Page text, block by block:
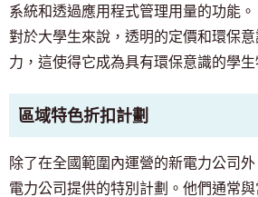
系統和透過應用程式管理用量的功能。
對於大學生來說，透明的定價和環保意
力，這使得它成為具有環保意識的學
區域特色折扣計劃
除了在全國範圍內運營的新電力公司
電力公司提供的特別計劃。他們通常